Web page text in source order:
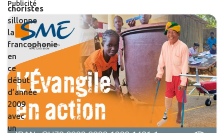
Publicité
choristes
sillonne
la
francophonie
en
ce
début
d’année
2009
avec
un